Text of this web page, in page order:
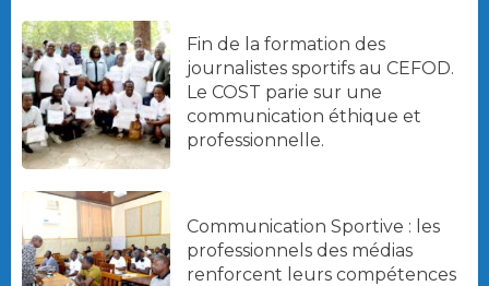
Fin de la formation des
journalistes sportifs au CEFOD.
Le COST parie sur une
communication éthique et
professionnelle.
Communication Sportive : les
professionnels des médias
renforcent leurs compétences